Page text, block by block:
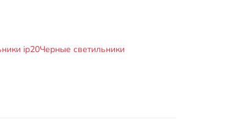
ip20Черные светильники